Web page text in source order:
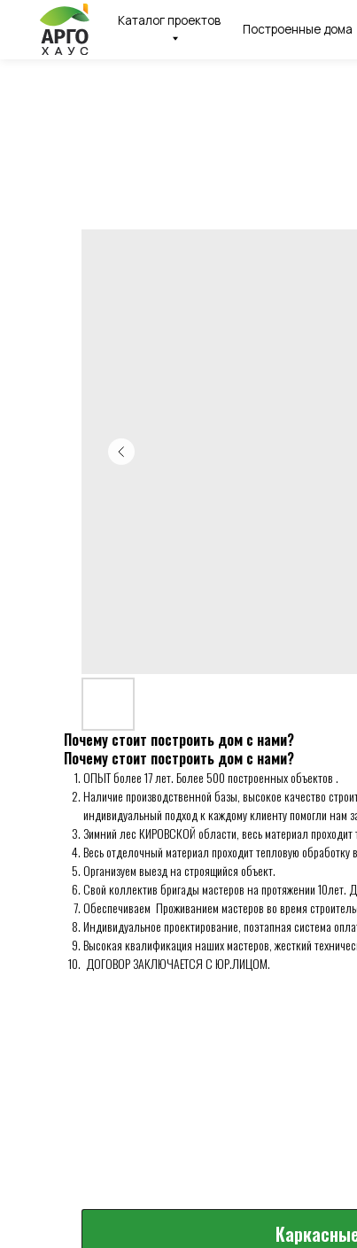
Построенные дома
Каталог проектов
Почему стоит построить дом с нами?
Почему стоит построить дом с нами?
ОПЫТ более 17 лет. Более 500 построенных объектов .
Наличие производственной базы, высокое качество
индивидуальный подход к каждому клиенту помогли нам
Зимний лес КИРОВСКОЙ области, весь материал
Весь отделочный материал проходит тепловую обработку
Организуем выезд на строящийся объект.
Свой коллектив бригады мастеров на протяжении 10лет.
Обеспечиваем Проживанием мастеров во время
Индивидуальное проектирование, поэтапная система
Высокая квалификация наших мастеров, жесткий
ДОГОВОР ЗАКЛЮЧАЕТСЯ С ЮР.ЛИЦОМ.